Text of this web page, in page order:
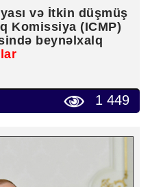
və İtkin düşmüş
Komissiya (ICMP)
beynəlxalq
1 449